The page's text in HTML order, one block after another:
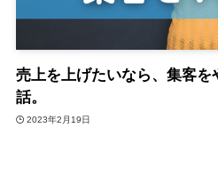
売上を上げたいなら、集客を
話。
2023年2月19日